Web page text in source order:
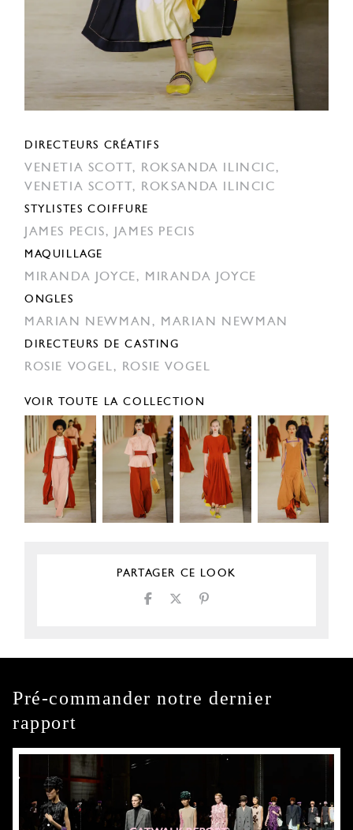
DIRECTEURS CRÉATIFS
VENETIA SCOTT,
ROKSANDA ILINCIC,
VENETIA SCOTT,
ROKSANDA ILINCIC
STYLISTES COIFFURE
JAMES PECIS, JAMES PECIS
MAQUILLAGE
MIRANDA JOYCE, MIRANDA JOYCE
ONGLES
MARIAN NEWMAN, MARIAN NEWMAN
DIRECTEURS DE CASTING
ROSIE VOGEL, ROSIE VOGEL
VOIR TOUTE LA COLLECTION
PARTAGER CE LOOK
Pré-commander notre dernier
rapport